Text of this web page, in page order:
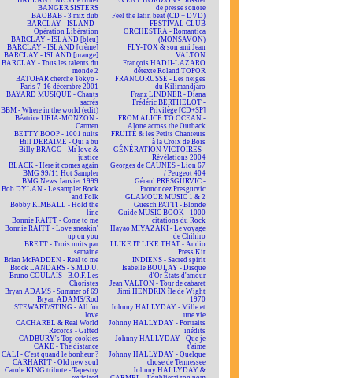
BANGER SISTERS
BAOBAB - 3 mix dub
BARCLAY - ISLAND -
Opération Libération
BARCLAY - ISLAND [bleu]
BARCLAY - ISLAND [crème]
BARCLAY - ISLAND [orange]
BARCLAY - Tous les talents du
monde 2
BATOFAR cherche Tokyo -
Paris 7-16 décembre 2001
BAYARD MUSIQUE - Chants
sacrés
BBM - Where in the world (edit)
Béatrice URIA-MONZON -
Carmen
BETTY BOOP - 1001 nuits
Bill DERAIME - Qui a bu
Billy BRAGG - Mr love &
justice
BLACK - Here it comes again
BMG 99/11 Hot Sampler
BMG News Janvier 1999
Bob DYLAN - Le sampler Rock
and Folk
Bobby KIMBALL - Hold the
line
Bonnie RAITT - Come to me
Bonnie RAITT - Love sneakin'
up on you
BRETT - Trois nuits par
semaine
Brian McFADDEN - Real to me
Brock LANDARS - S.M.D.U.
Bruno COULAIS - B.O.F. Les
Choristes
Bryan ADAMS - Summer of 69
Bryan ADAMS/Rod
STEWART/STING - All for
love
CACHAREL & Real World
Records - Gifted
CADBURY's Top cookies
CAKE - The distance
CALI - C'est quand le bonheur ?
CARHARTT - Old new soul
Carole KING tribute - Tapestry
de presse sonore
Feel the latin beat (CD + DVD)
FESTIVAL CLUB
ORCHESTRA - Romantica
(MONSAVON)
FLY-TOX & son ami Jean
VALTON
François HADJI-LAZARO
détexte Roland TOPOR
FRANCORUSSE - Les neiges
du Kilimandjaro
Franz LINDNER - Diana
Frédéric BERTHELOT -
Privilège [CD+SP]
FROM ALICE TO OCEAN -
Alone across the Outback
FRUITÉ & les Petits Chanteurs
à la Croix de Bois
GÉNÉRATION VICTOIRES -
Révélations 2004
Georges de CAUNES - Lion 67
/ Peugeot 404
Gérard PRESGURVIC -
Prononcez Presgurvic
GLAMOUR MUSIC 1 & 2
Guesch PATTI - Blonde
Guide MUSIC BOOK - 1000
citations du Rock
Hayao MIYAZAKI - Le voyage
de Chihiro
I LIKE IT LIKE THAT - Audio
Press Kit
INDIENS - Sacred spirit
Isabelle BOULAY - Disque
d'Or États d'amour
Jean VALTON - Tour de cabaret
Jimi HENDRIX île de Wight
1970
Johnny HALLYDAY - Mille et
une vie
Johnny HALLYDAY - Portraits
inédits
Johnny HALLYDAY - Que je
t'aime
Johnny HALLYDAY - Quelque
chose de Tennessee
Johnny HALLYDAY &